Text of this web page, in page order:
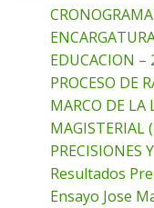
EDUCACION –
PROCESO DE
MARCO DE LA
MAGISTERIAL
PRECISIONES
Resultados
Ensayo Jose